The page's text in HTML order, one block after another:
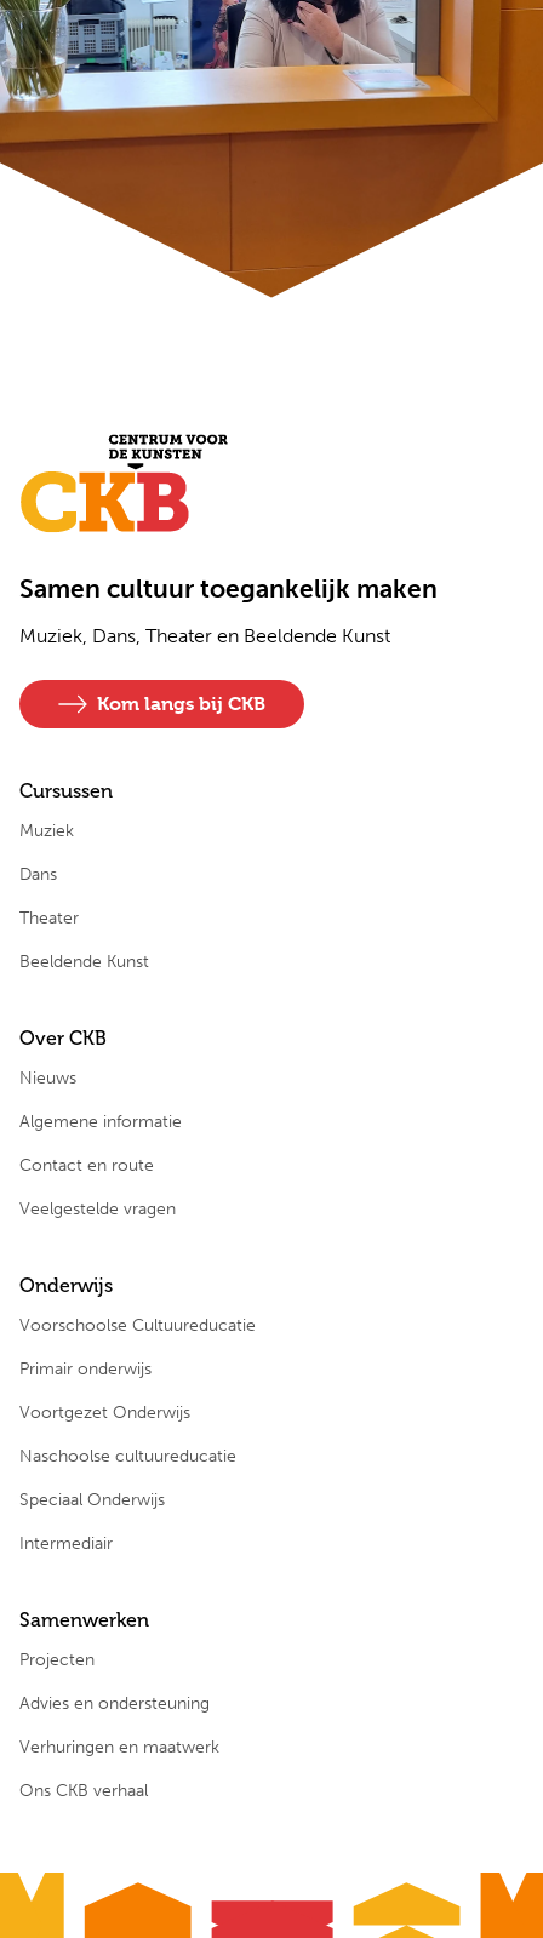
Samen cultuur toegankelijk maken
Muziek, Dans, Theater en Beeldende Kunst
Kom langs bij CKB
Cursussen
Muziek
Dans
Theater
Beeldende Kunst
Over CKB
Nieuws
Algemene informatie
Contact en route
Veelgestelde vragen
Onderwijs
Voorschoolse Cultuureducatie
Primair onderwijs
Voortgezet Onderwijs
Naschoolse cultuureducatie
Speciaal Onderwijs
Intermediair
Samenwerken
Projecten
Advies en ondersteuning
Verhuringen en maatwerk
Ons CKB verhaal